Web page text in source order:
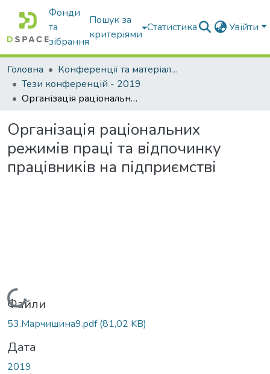
Фонди
та
зібрання
Пошук за
критеріями
Статистика Увійти
Головна
Конференції та матеріали конференцій
Тези конференцій - 2019
Організація раціональних режимів праці та відпочинку працівників на підприємстві
Організація раціональних
режимів праці та відпочинку
працівників на підприємстві
Вантажиться...
Файли
53.Марчишина9.pdf(81,02 KB)
Дата
2019